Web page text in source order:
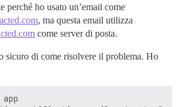
perché ho usato un’email come
, ma questa email utilizza
come server di posta.
sicuro di come risolvere il problema. Ho